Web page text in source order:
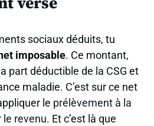
sociaux déduits, tu
imposable. Ce montant,
part déductible de la CSG et
maladie. C’est sur ce net
le prélèvement à la
le revenu. Et c’est là que